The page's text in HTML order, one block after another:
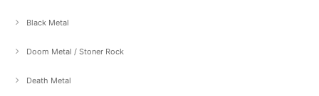
Black Metal
Doom Metal / Stoner Rock
Death Metal